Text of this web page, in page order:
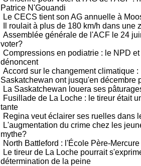
Patrice N'Gouandi
Le CECS tient son AG annuelle à
Il roulait à plus de 180 km/h dans une
Assemblée générale de l'ACF le 24
voter?
Compressions en podiatrie : le NPD
dénoncent
Accord sur le changement climatique
Saskatchewan ont jusqu'en décembre
La Saskatchewan louera ses
Fusillade de La Loche : le tireur était
tante
Regina veut éclairer ses ruelles dans
L'augmentation du crime chez les
mythe?
North Battleford : l'École Père-
Le tireur de La Loche pourrait
détermination de la peine